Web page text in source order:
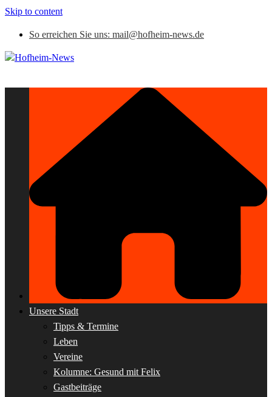
Skip to content
So erreichen Sie uns: mail@hofheim-news.de
Unsere Stadt
Tipps & Termine
Leben
Vereine
Kolumne: Gesund mit Felix
Gastbeiträge